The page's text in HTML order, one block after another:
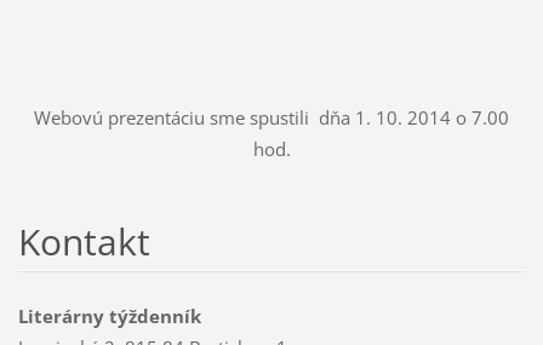
Webovú prezentáciu sme spustili dňa 1. 10. 2014 o 7.00
hod.
Kontakt
Literárny týždenník